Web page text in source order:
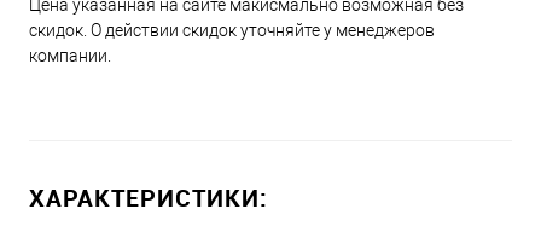
Цена указанная на сайте макисмально возможная без
скидок. О действии скидок уточняйте у менеджеров
компании.
ХАРАКТЕРИСТИКИ: